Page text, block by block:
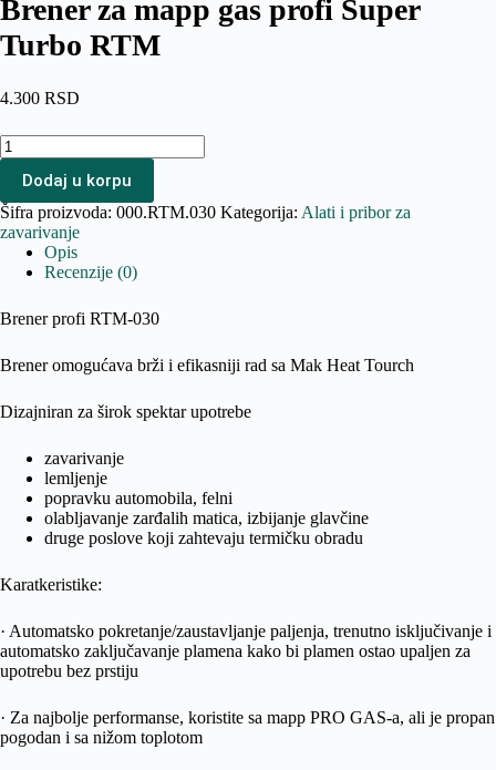
Brener za mapp gas profi Super
Turbo RTM
4.300 RSD
Brener
za
mapp
gas
profi
Super
Turbo
RTM
Dodaj u korpu
Šifra proizvoda: 000.RTM.030 Kategorija: Alati i pribor za
zavarivanje
Opis
Recenzije (0)
Brener profi RTM-030
Brener omogućava brži i efikasniji rad sa Mak Heat Tourch
Dizajniran za širok spektar upotrebe
zavarivanje
lemljenje
popravku automobila, felni
olabljavanje zarđalih matica, izbijanje glavčine
druge poslove koji zahtevaju termičku obradu
Karatkeristike:
· Automatsko pokretanje/zaustavljanje paljenja, trenutno isključivanje i
automatsko zaključavanje plamena kako bi plamen ostao upaljen za
upotrebu bez prstiju
· Za najbolje performanse, koristite sa mapp PRO GAS-a, ali je propan
pogodan i sa nižom toplotom